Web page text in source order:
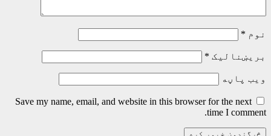
نوم *
بریښنالیک *
ویب پاڼه
Save my name, email, and website in this browser for the next
time I comment.